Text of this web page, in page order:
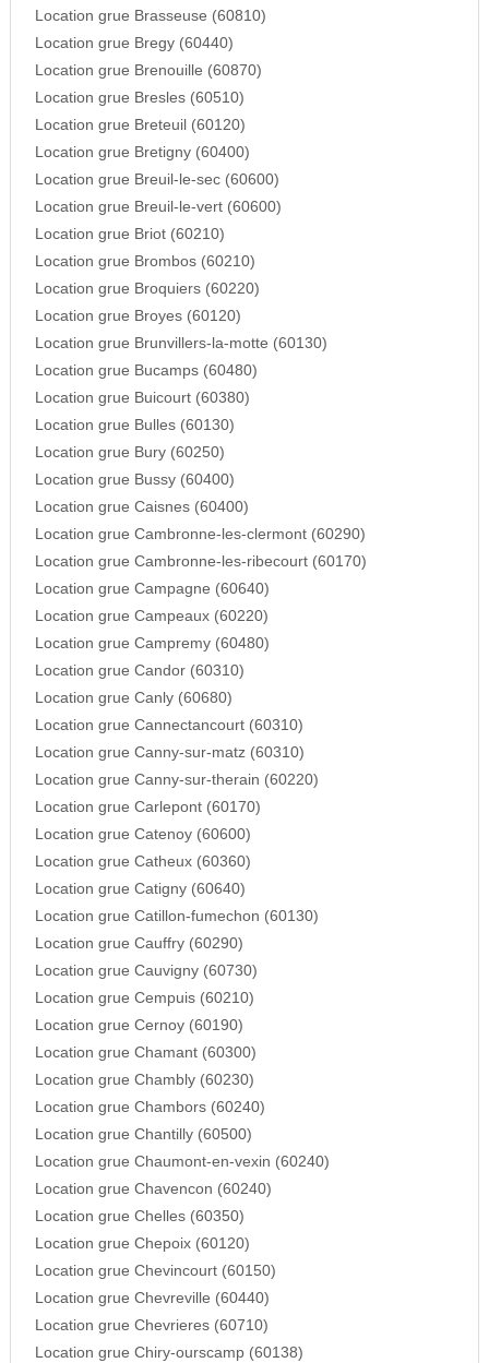
Location grue Brasseuse (60810)
Location grue Bregy (60440)
Location grue Brenouille (60870)
Location grue Bresles (60510)
Location grue Breteuil (60120)
Location grue Bretigny (60400)
Location grue Breuil-le-sec (60600)
Location grue Breuil-le-vert (60600)
Location grue Briot (60210)
Location grue Brombos (60210)
Location grue Broquiers (60220)
Location grue Broyes (60120)
Location grue Brunvillers-la-motte (60130)
Location grue Bucamps (60480)
Location grue Buicourt (60380)
Location grue Bulles (60130)
Location grue Bury (60250)
Location grue Bussy (60400)
Location grue Caisnes (60400)
Location grue Cambronne-les-clermont (60290)
Location grue Cambronne-les-ribecourt (60170)
Location grue Campagne (60640)
Location grue Campeaux (60220)
Location grue Campremy (60480)
Location grue Candor (60310)
Location grue Canly (60680)
Location grue Cannectancourt (60310)
Location grue Canny-sur-matz (60310)
Location grue Canny-sur-therain (60220)
Location grue Carlepont (60170)
Location grue Catenoy (60600)
Location grue Catheux (60360)
Location grue Catigny (60640)
Location grue Catillon-fumechon (60130)
Location grue Cauffry (60290)
Location grue Cauvigny (60730)
Location grue Cempuis (60210)
Location grue Cernoy (60190)
Location grue Chamant (60300)
Location grue Chambly (60230)
Location grue Chambors (60240)
Location grue Chantilly (60500)
Location grue Chaumont-en-vexin (60240)
Location grue Chavencon (60240)
Location grue Chelles (60350)
Location grue Chepoix (60120)
Location grue Chevincourt (60150)
Location grue Chevreville (60440)
Location grue Chevrieres (60710)
Location grue Chiry-ourscamp (60138)